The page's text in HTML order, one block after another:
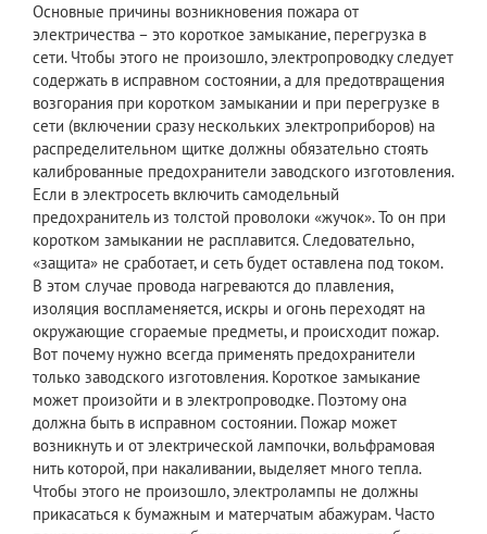
Основные причины возникновения пожара от
электричества – это короткое замыкание, перегрузка в
сети. Чтобы этого не произошло, электропроводку следует
содержать в исправном состоянии, а для предотвращения
возгорания при коротком замыкании и при перегрузке в
сети (включении сразу нескольких электроприборов) на
распределительном щитке должны обязательно стоять
калиброванные предохранители заводского изготовления.
Если в электросеть включить самодельный
предохранитель из толстой проволоки «жучок». То он при
коротком замыкании не расплавится. Следовательно,
«защита» не сработает, и сеть будет оставлена под током.
В этом случае провода нагреваются до плавления,
изоляция воспламеняется, искры и огонь переходят на
окружающие сгораемые предметы, и происходит пожар.
Вот почему нужно всегда применять предохранители
только заводского изготовления. Короткое замыкание
может произойти и в электропроводке. Поэтому она
должна быть в исправном состоянии. Пожар может
возникнуть и от электрической лампочки, вольфрамовая
нить которой, при накаливании, выделяет много тепла.
Чтобы этого не произошло, электролампы не должны
прикасаться к бумажным и матерчатым абажурам. Часто